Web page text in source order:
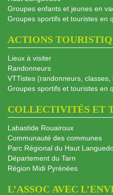
Groupes enfants et jeunes en
Groupes sportifs et touristes en
ACTIONS
Lieux à visiter
Randonneurs
VTTistes (randonneurs, classes,
Groupes sportifs et touristes en
COLLECTIVITÉS ET
Labastide Rouairoux
Communauté des communes
Parc Régional du Haut
Département du Tarn
Région Midi Pyrénées
L’ASSOC AVEC